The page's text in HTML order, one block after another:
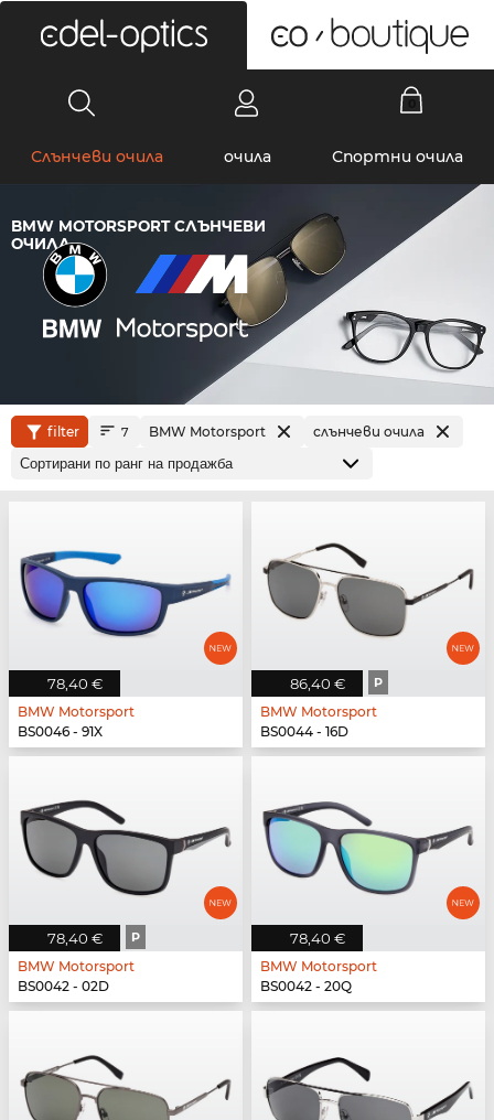
Слънчеви очила очила Спортни очила
BMW MOTORSPORT СЛЪНЧЕВИ
ОЧИЛА
filter 7 BMW Motorsport слънчеви очила
78,40 €
BMW Motorsport
BS0046 - 91X
86,40 € P
BMW Motorsport
BS0044 - 16D
78,40 € P
BMW Motorsport
BS0042 - 02D
78,40 €
BMW Motorsport
BS0042 - 20Q